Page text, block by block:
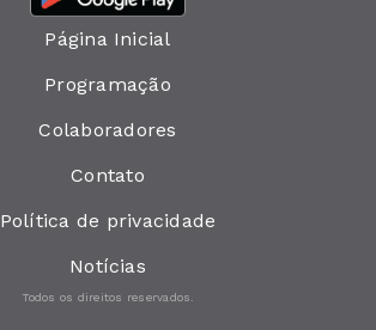
Página Inicial
Programação
Colaboradores
Contato
Política de privacidade
Notícias
Todos os direitos reservados.